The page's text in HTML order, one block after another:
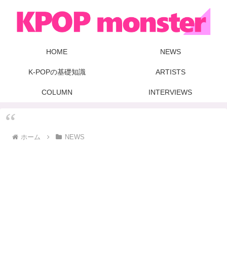
HOME NEWS
K-POPの基礎知識 ARTISTS
COLUMN INTERVIEWS
ホーム NEWS